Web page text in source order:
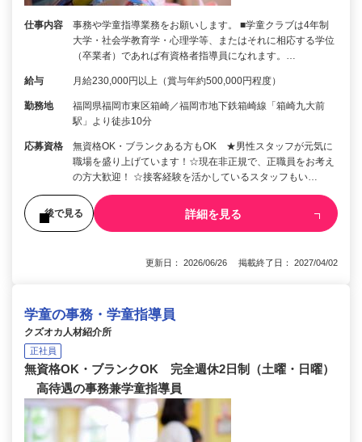
仕事内容
事務や学童指導業務をお願いします。 ■学童クラブは4年制
大学・社会学教育学・心理学等、またはそれに相応する学位
（卒業者）であれば有資格者指導員になれます。…
給与 月給230,000円以上（賞与年約500,000円程度）
勤務地
福岡県福岡市東区箱崎／福岡市地下鉄箱崎線「箱崎九大前
駅」より徒歩10分
応募資格
無資格OK・ブランクある方もOK ★男性スタッフが元気に
職場を盛り上げています！☆現在非正規で、正職員をお考え
の方大歓迎！ ☆接客経験を活かしているスタッフもい…
後で見る 詳細を見る
更新日： 2026/06/26 掲載終了日： 2027/04/02
学童の事務・学童指導員
クズオカ人材紹介所
正社員
無資格OK・ブランクOK 完全週休2日制（土曜・日曜）
高待遇の事務兼学童指導員